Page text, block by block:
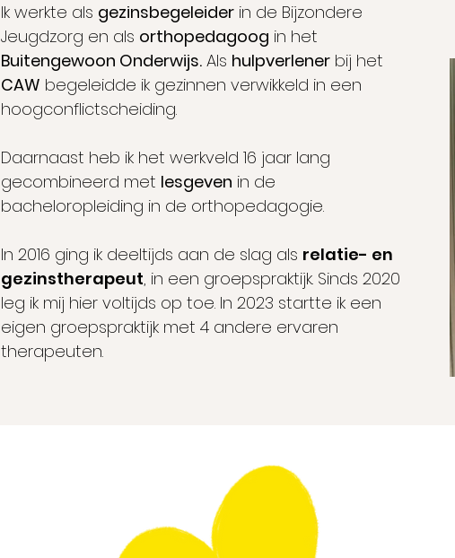
​Ik werkte als gezinsbegeleider in de Bijzondere
Jeugdzorg en als orthopedagoog in het
Buitengewoon Onderwijs. Als hulpverlener bij het
CAW begeleidde ik gezinnen verwikkeld in een
hoogconflictscheiding.
Daarnaast heb ik het werkveld 16 jaar lang
gecombineerd met lesgeven in de
bacheloropleiding in de orthopedagogie.
In 2016 ging ik deeltijds aan de slag als relatie- en
gezinstherapeut, in een groepspraktijk. Sinds 2020
leg ik mij hier voltijds op toe. In 2023 startte ik een
eigen groepspraktijk met 4 andere ervaren
therapeuten.